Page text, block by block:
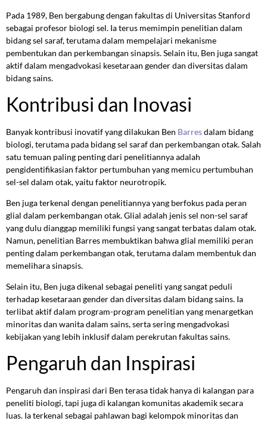
Pada 1989, Ben bergabung dengan fakultas di Universitas Stanford
sebagai profesor biologi sel. Ia terus memimpin penelitian dalam
bidang sel saraf, terutama dalam mempelajari mekanisme
pembentukan dan perkembangan sinapsis. Selain itu, Ben juga sangat
aktif dalam mengadvokasi kesetaraan gender dan diversitas dalam
bidang sains.
Kontribusi dan Inovasi
Banyak kontribusi inovatif yang dilakukan Ben Barresdalam bidang
biologi, terutama pada bidang sel saraf dan perkembangan otak. Salah
satu temuan paling penting dari penelitiannya adalah
pengidentifikasian faktor pertumbuhan yang memicu pertumbuhan
sel-sel dalam otak, yaitu faktor neurotropik.
Ben juga terkenal dengan penelitiannya yang berfokus pada peran
glial dalam perkembangan otak. Glial adalah jenis sel non-sel saraf
yang dulu dianggap memiliki fungsi yang sangat terbatas dalam otak.
Namun, penelitian Barres membuktikan bahwa glial memiliki peran
penting dalam perkembangan otak, terutama dalam membentuk dan
memelihara sinapsis.
Selain itu, Ben juga dikenal sebagai peneliti yang sangat peduli
terhadap kesetaraan gender dan diversitas dalam bidang sains. Ia
terlibat aktif dalam program-program penelitian yang menargetkan
minoritas dan wanita dalam sains, serta sering mengadvokasi
kebijakan yang lebih inklusif dalam perekrutan fakultas sains.
Pengaruh dan Inspirasi
Pengaruh dan inspirasi dari Ben terasa tidak hanya di kalangan para
peneliti biologi, tapi juga di kalangan komunitas akademik secara
luas. Ia terkenal sebagai pahlawan bagi kelompok minoritas dan